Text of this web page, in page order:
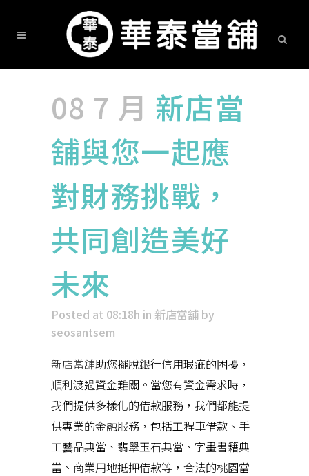
08 7 月 新店當
舖與您一起應
對財務挑戰，
共同創造美好
未來
Posted at 08:18h in 新店當舖 by
seosantsem
新店當舖助您擺脫銀行信用瑕疵的困擾，
順利渡過資金難關。當您有資金需求時，
我們提供多樣化的借款服務，我們都能提
供專業的金融服務，包括工程車借款、手
工藝品典當、翡翠玉石典當、字畫書籍典
當、商業用地抵押借款等，合法的桃園當